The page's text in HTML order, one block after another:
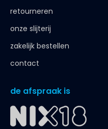
retourneren
onze slijterij
zakelijk bestellen
contact
de afspraak is